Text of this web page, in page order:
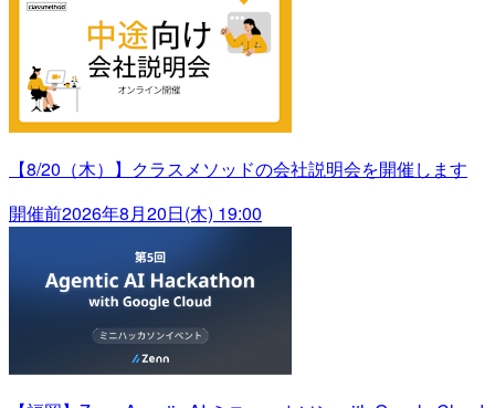
【8/20（木）】クラスメソッドの会社説明会を開催します
開催前2026年8月20日(木) 19:00